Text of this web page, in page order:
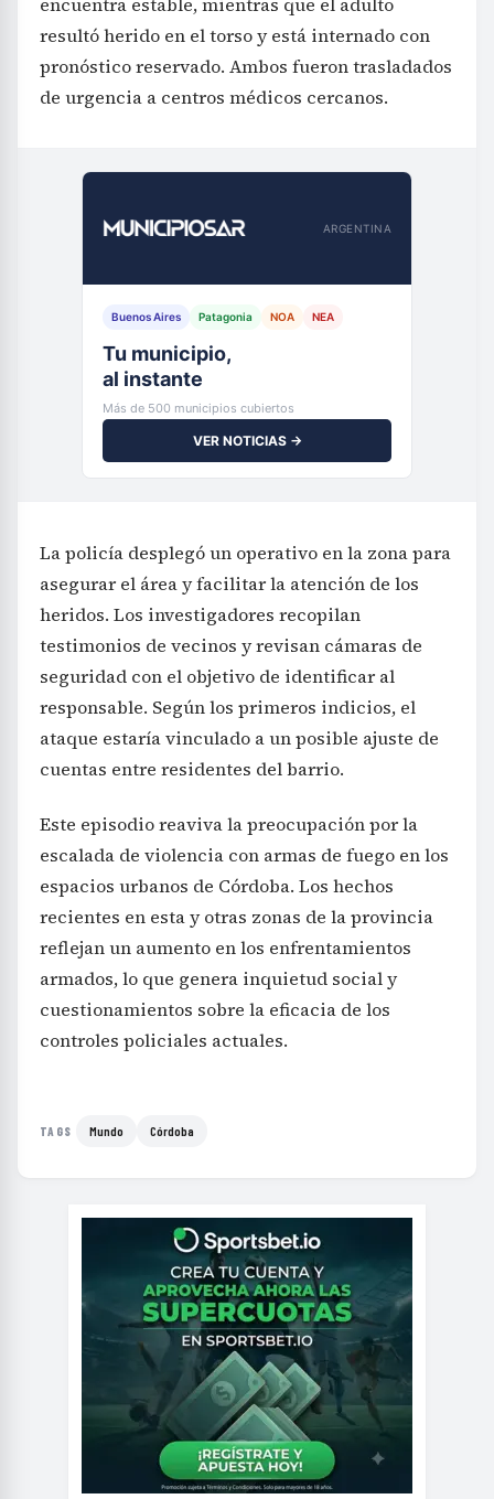
resultó herido en el torso y está internado con
pronóstico reservado. Ambos fueron trasladados
de urgencia a centros médicos cercanos.
ARGENTINA
Buenos Aires Patagonia NOA NEA
Tu municipio,
al instante
Más de 500 municipios cubiertos
VER NOTICIAS →
La policía desplegó un operativo en la zona para
asegurar el área y facilitar la atención de los
heridos. Los investigadores recopilan
testimonios de vecinos y revisan cámaras de
seguridad con el objetivo de identificar al
responsable. Según los primeros indicios, el
ataque estaría vinculado a un posible ajuste de
cuentas entre residentes del barrio.
Este episodio reaviva la preocupación por la
escalada de violencia con armas de fuego en los
espacios urbanos de Córdoba. Los hechos
recientes en esta y otras zonas de la provincia
reflejan un aumento en los enfrentamientos
armados, lo que genera inquietud social y
cuestionamientos sobre la eficacia de los
controles policiales actuales.
TAGS Mundo Córdoba